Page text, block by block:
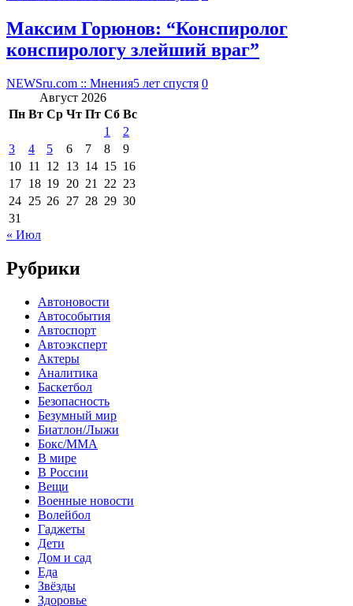
Максим Горюнов: “Конспиролог
конспирологу злейший враг”
NEWSru.com :: Мнения5 лет спустя 0
Август 2026
Пн Вт Ср Чт Пт Сб Вс
1
2
3
4 5 6 7 8
9
10 11 12 13 14 15 16
17 18 19 20 21 22 23
24 25 26 27 28 29 30
31
« Июл
Рубрики
Автоновости
Автособытия
Автоспорт
Автоэксперт
Актеры
Аналитика
Баскетбол
Безопасность
Безумный мир
Биатлон/Лыжи
Бокс/MMA
В мире
В России
Вещи
Военные новости
Волейбол
Гаджеты
Дети
Дом и сад
Еда
Звёзды
Здоровье